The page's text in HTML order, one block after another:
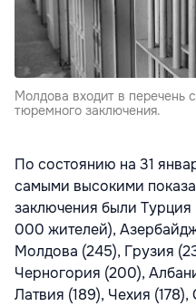
Молдова входит в перечень
тюремного заключения.
По состоянию на 31
самыми высокими
заключения были
000 жителей),
Молдова (245), Грузия
Черногория (200),
Латвия (189), Чехия